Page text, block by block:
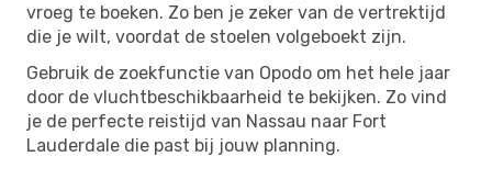
vroeg te boeken. Zo ben je zeker van de vertrektijd
die je wilt, voordat de stoelen volgeboekt zijn.
Gebruik de zoekfunctie van Opodo om het hele jaar
door de vluchtbeschikbaarheid te bekijken. Zo vind
je de perfecte reistijd van Nassau naar Fort
Lauderdale die past bij jouw planning.